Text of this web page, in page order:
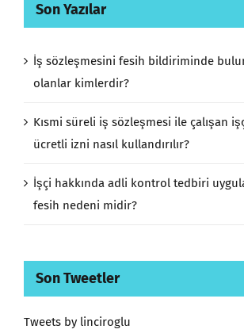
Son Yazılar
İş sözleşmesini fesih bildiriminde
olanlar kimlerdir?
Kısmi süreli iş sözleşmesi ile çalışan
ücretli izni nasıl kullandırılır?
İşçi hakkında adli kontrol tedbiri
fesih nedeni midir?
Son Tweetler
Tweets by linciroglu